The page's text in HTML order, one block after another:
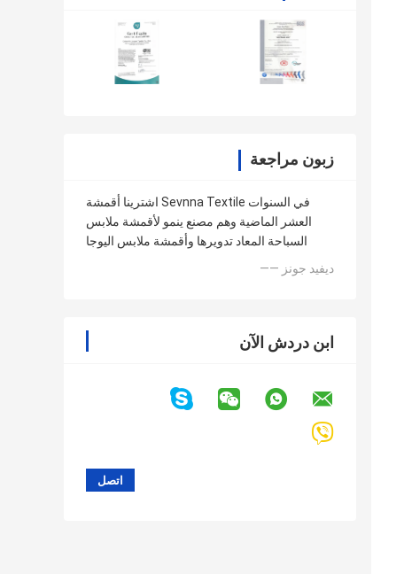
زبون مراجعة
اشترينا أقمشة Sevnna Textile في السنوات
العشر الماضية وهم مصنع ينمو لأقمشة ملابس
السباحة المعاد تدويرها وأقمشة ملابس اليوجا
—— ديفيد جونز
ابن دردش الآن